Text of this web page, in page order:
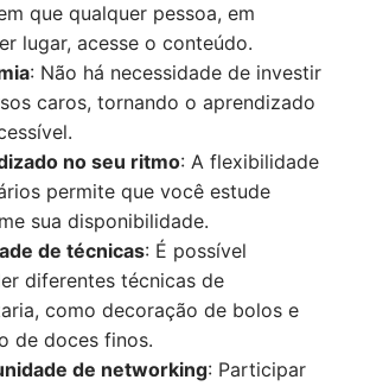
que qualquer pessoa, em
lugar, acesse o conteúdo.
: Não há necessidade de investir
caros, tornando o aprendizado
no seu ritmo: A flexibilidade
permite que você estude
sua disponibilidade.
de técnicas: É possível
diferentes técnicas de
como decoração de bolos e
de doces finos.
de networking: Participar